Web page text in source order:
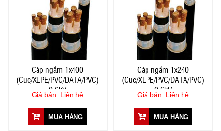
Cáp ngầm 1x400
(Cuc/XLPE/PVC/DATA/PVC)
0,6kV
Giá bán: Liên hệ
MUA HÀNG
Cáp ngầm 1x240
(Cuc/XLPE/PVC/DATA/PVC)
0,6kV
Giá bán: Liên hệ
MUA HÀNG